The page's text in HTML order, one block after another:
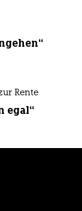
Rente
egal“